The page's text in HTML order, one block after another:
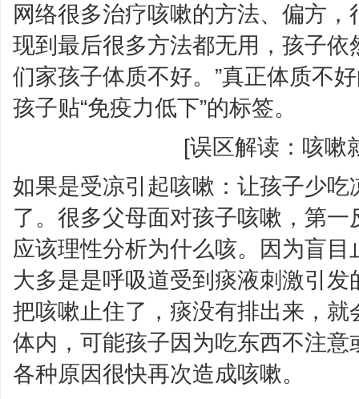
网络很多治疗咳嗽的方法、偏方
现到最后很多方法都无用，孩子依
们家孩子体质不好。”真正体质不
孩子贴“免疫力低下”的标签。
[误区解读：咳嗽
如果是受凉引起咳嗽：让孩子少
了。很多父母面对孩子咳嗽，第
应该理性分析为什么咳。因为盲
大多是是呼吸道受到痰液刺激引
把咳嗽止住了，痰没有排出来，
体内，可能孩子因为吃东西不注
各种原因很快再次造成咳嗽。